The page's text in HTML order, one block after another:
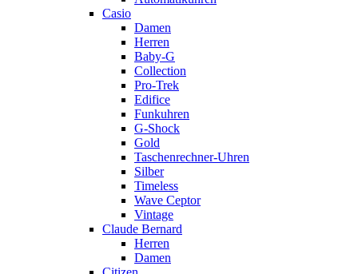
Casio
Damen
Herren
Baby-G
Collection
Pro-Trek
Edifice
Funkuhren
G-Shock
Gold
Taschenrechner-Uhren
Silber
Timeless
Wave Ceptor
Vintage
Claude Bernard
Herren
Damen